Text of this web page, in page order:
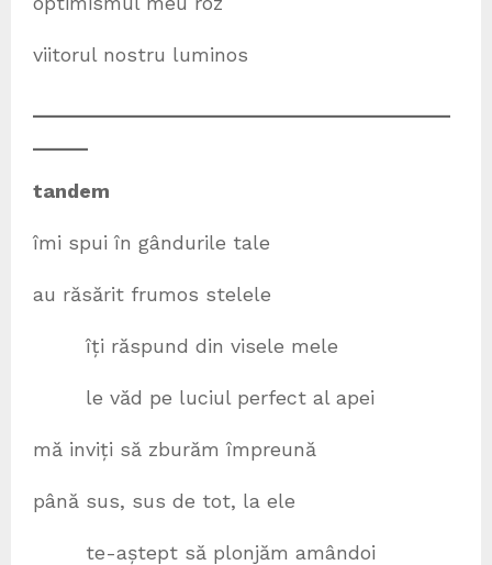
viitorul nostru luminos
tandem
îmi spui în gândurile tale
au răsărit frumos stelele
îți răspund din visele mele
le văd pe luciul perfect al apei
mă inviți să zburăm împreună
până sus, sus de tot, la ele
te-aștept să plonjăm amândoi